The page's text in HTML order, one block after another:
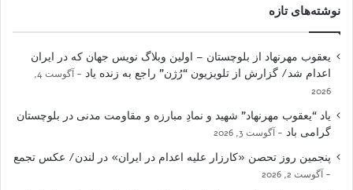
نوشته‌های تازه
یعقوب مهرنهاد از بلوچستان – اولین وبلاگ نویس جهان که در ایران
اعدام شد/ گزارش از تلویزیون “رُژن” راجع به زنده یاد
آگوست 4,
2026
یاد “یعقوب مهرنهاد” شهید و نمادِ مبارزه و مقاومت مدنی در بلوچستان
گرامی باد
آگوست 3, 2026
پنجمین روز تحصن «کارزار علیه اعدام در ایران» در لندن/ عکس تجمع
آگوست 2, 2026